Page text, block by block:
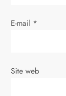
r
i
E-mail *
Site web